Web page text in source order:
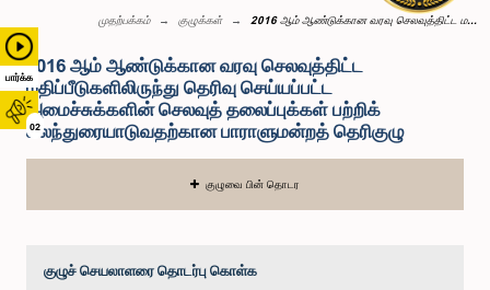
பார்க்க
02
முதற்பக்கம் குழுக்கள் 2016 ஆம் ஆண்டுக்கான வரவு செலவுத்திட்ட ம...
2016 ஆம் ஆண்டுக்கான வரவு செலவுத்திட்ட
மதிப்பீடுகளிலிருந்து தெரிவு செய்யப்பட்ட
அமைச்சுக்களின் செலவுத் தலைப்புக்கள் பற்றிக்
கலந்துரையாடுவதற்கான பாராளுமன்றத் தெரிகுழு
குழுவை பின் தொடர
குழுச் செயலாளரை தொடர்பு கொள்க